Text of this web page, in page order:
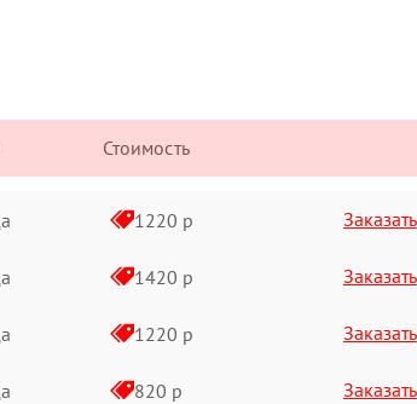
Стоимость
1220 р Заказать
1420 р Заказать
1220 р Заказать
820 р Заказать